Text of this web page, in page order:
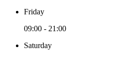
Friday
09:00 - 21:00
Saturday